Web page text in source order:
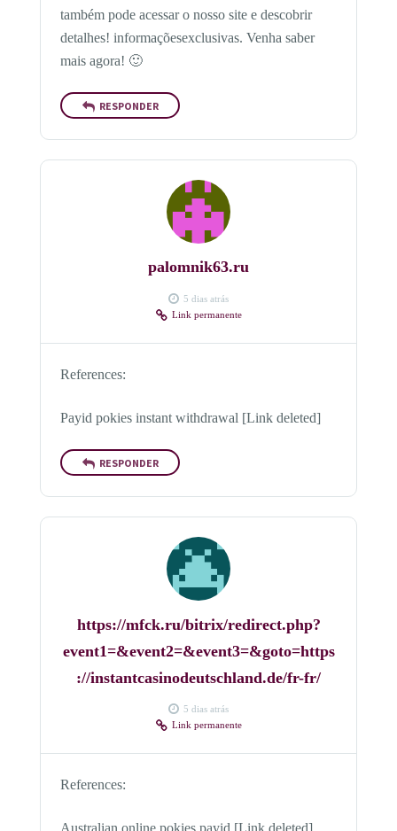
também pode acessar o nosso site e descobrir
detalhes! informaçõesexclusivas. Venha saber
mais agora! 🙂
RESPONDER
palomnik63.ru
5 dias atrás
Link permanente
References:
Payid pokies instant withdrawal [Link deleted]
RESPONDER
https://mfck.ru/bitrix/redirect.php?
event1=&event2=&event3=&goto=https
://instantcasinodeutschland.de/fr-fr/
5 dias atrás
Link permanente
References:
Australian online pokies payid [Link deleted]